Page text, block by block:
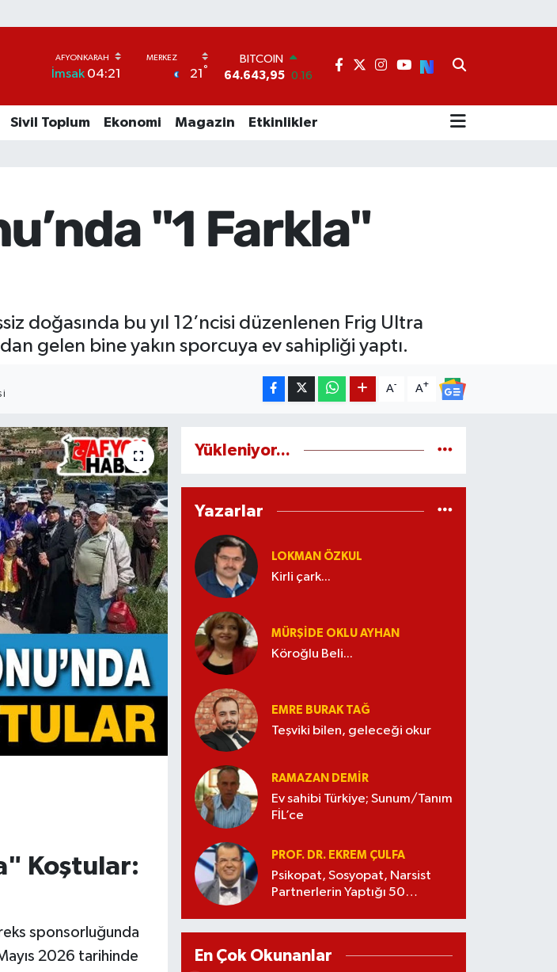
İmsak04:21 21 °
64.643,95
0.16
DOLAR
EURO
55,0406 -0.08
13.799 70
Sivil Toplum Ekonomi Magazin Etkinlikler
"1 Farkla"
doğasında bu yıl 12’ncisi düzenlenen Frig Ultra
gelen bine yakın sporcuya ev sahipliği yaptı.
A- A+
Koştular:
sponsorluğunda
2026 tarihinde
Yükleniyor...
Yazarlar
LOKMAN ÖZKUL
Kirli çark...
MÜRŞIDE OKLU AYHAN
Köroğlu Beli...
EMRE BURAK TAĞ
Teşviki bilen, geleceği okur
RAMAZAN DEMİR
Ev sahibi Türkiye; Sunum/Tanım
FİL’ce
PROF. DR. EKREM ÇULFA
Psikopat, Sosyopat, Narsist
Partnerlerin Yaptığı 50
En Çok Okunanlar